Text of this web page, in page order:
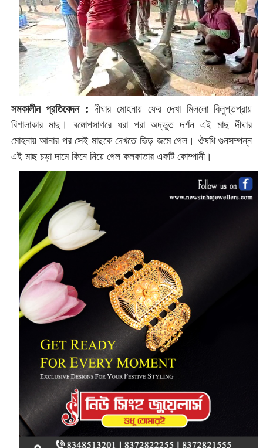
সমকালীন প্রতিবেদন : দীঘার মোহনায় ফের দেখা মিললো বিলুপ্তপ্রায়
বিশালাকার মাছ। বঙ্গোপসাগরে ধরা পরা অদ্ভুত দর্শন এই মাছ দীঘার
মোহনায় আনার পর সেই মাছকে দেখতে ভিড় জমে গেল। ঔষধি গুনসম্পন্ন
এই মাছ চড়া দামে কিনে নিয়ে গেল কলকাতার একটি কোম্পানী।